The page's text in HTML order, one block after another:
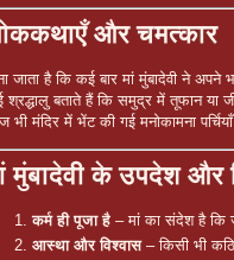
और चमत्कार
जाता है कि कई बार मां मुंबादेवी ने अपने
श्रद्धालु बताते हैं कि समुद्र में तूफान
भी मंदिर में भेंट की गई मनोकामना
मुंबादेवी के उपदेश और
कर्म ही पूजा है – मां का संदेश है कि
आस्था और विश्वास– किसी भी